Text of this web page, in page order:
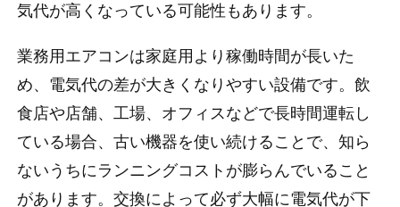
気代が高くなっている可能性もあります。
業務用エアコンは家庭用より稼働時間が長いた
め、電気代の差が大きくなりやすい設備です。飲
食店や店舗、工場、オフィスなどで長時間運転し
ている場合、古い機器を使い続けることで、知ら
ないうちにランニングコストが膨らんでいること
があります。交換によって必ず大幅に電気代が下